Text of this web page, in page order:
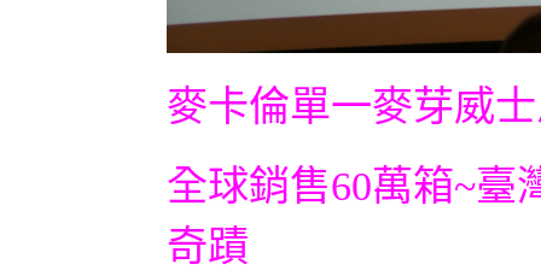
麥卡倫單一麥芽威
全球銷售60萬箱~臺
奇蹟